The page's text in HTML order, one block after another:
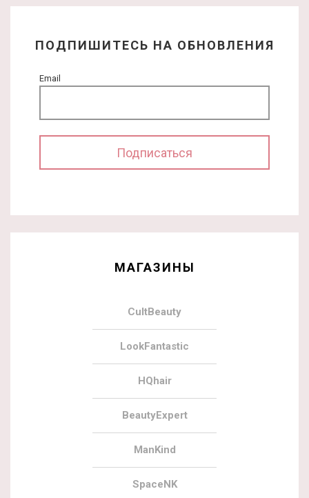
ПОДПИШИТЕСЬ НА ОБНОВЛЕНИЯ
Email
МАГАЗИНЫ
CultBeauty
LookFantastic
HQhair
BeautyExpert
ManKind
SpaceNK